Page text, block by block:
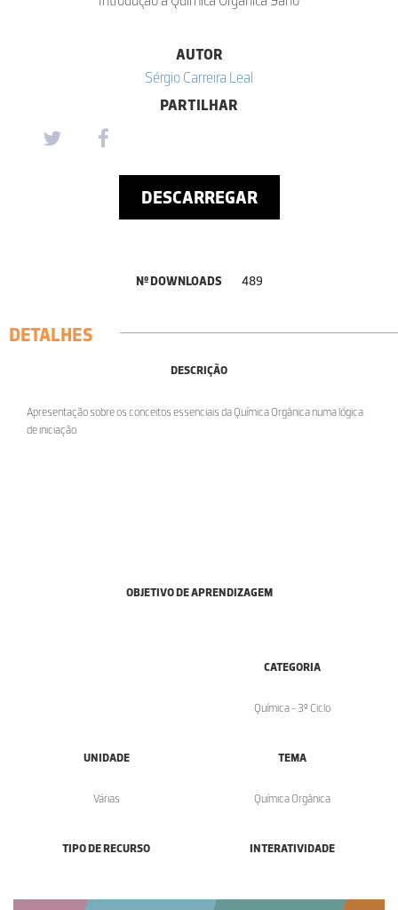
AUTOR
Sérgio Carreira Leal
PARTILHAR
DESCARREGAR
Nº DOWNLOADS 489
DETALHES
DESCRIÇÃO
Apresentação sobre os conceitos essenciais da Química Orgânica numa lógica
de iniciação.
OBJETIVO DE APRENDIZAGEM
CATEGORIA
Química - 3º Ciclo
UNIDADE
Várias
TEMA
Química Orgânica
TIPO DE RECURSO INTERATIVIDADE